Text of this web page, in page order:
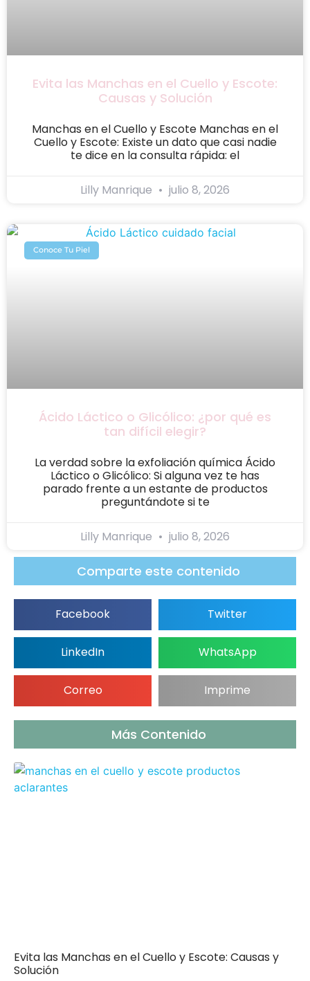
Evita las Manchas en el Cuello y Escote:
Causas y Solución
Manchas en el Cuello y Escote Manchas en el
Cuello y Escote: Existe un dato que casi nadie
te dice en la consulta rápida: el
Lilly Manrique julio 8, 2026
Conoce Tu Piel
Ácido Láctico o Glicólico: ¿por qué es
tan difícil elegir?
La verdad sobre la exfoliación química Ácido
Láctico o Glicólico: Si alguna vez te has
parado frente a un estante de productos
preguntándote si te
Lilly Manrique julio 8, 2026
Comparte este contenido
Facebook Twitter
LinkedIn WhatsApp
Correo Imprime
Más Contenido
Evita las Manchas en el Cuello y Escote: Causas y
Solución